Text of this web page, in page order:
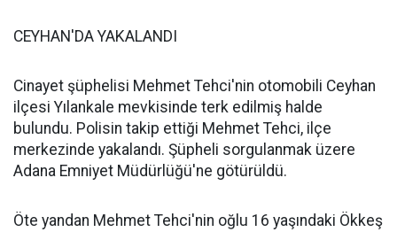
CEYHAN'DA YAKALANDI
Cinayet şüphelisi Mehmet Tehci'nin otomobili Ceyhan
ilçesi Yılankale mevkisinde terk edilmiş halde
bulundu. Polisin takip ettiği Mehmet Tehci, ilçe
merkezinde yakalandı. Şüpheli sorgulanmak üzere
Adana Emniyet Müdürlüğü'ne götürüldü.
Öte yandan Mehmet Tehci'nin oğlu 16 yaşındaki Ökkeş